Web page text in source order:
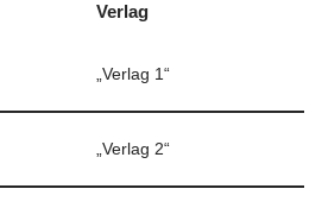
Verlag
„Verlag 1“
„Verlag 2“